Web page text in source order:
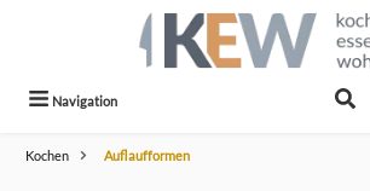
Navigation
Kochen Auflaufformen